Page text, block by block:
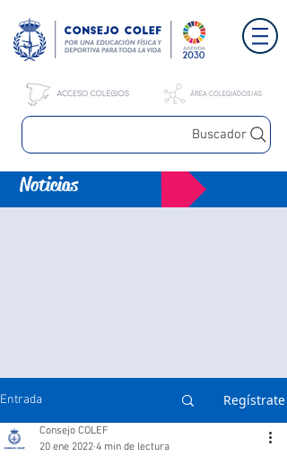
Buscador
Noticias
Entrada Regístrate
Consejo COLEF
20 ene 2022 4 min de lectura